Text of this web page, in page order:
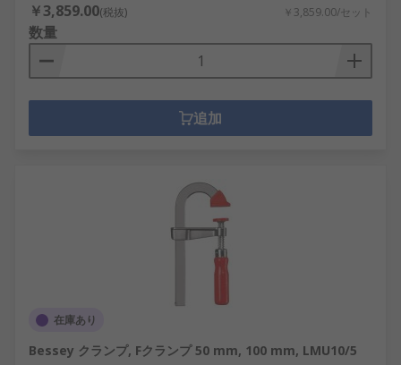
￥3,859.00(税抜) ￥3,859.00/セット
数量
追加
在庫あり
Bessey クランプ, Fクランプ 50 mm, 100 mm, LMU10/5